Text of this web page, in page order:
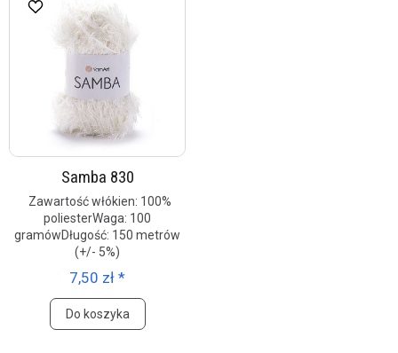
Samba 830
Zawartość włókien: 100%
poliesterWaga: 100
gramówDługość: 150 metrów
(+/- 5%)
7,50 zł *
Do koszyka